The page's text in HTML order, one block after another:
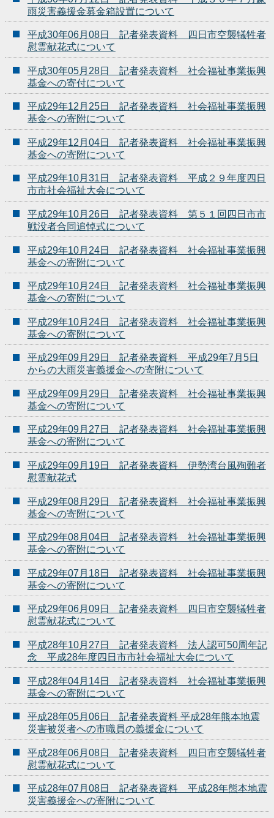
雨災害義援金募金箱設置について
平成30年06月08日 記者発表資料 四日市空襲犠牲者
慰霊献花式について
平成30年05月28日 記者発表資料 社会福祉事業振興
基金への寄付について
平成29年12月25日 記者発表資料 社会福祉事業振興
基金への寄附について
平成29年12月04日 記者発表資料 社会福祉事業振興
基金への寄附について
平成29年10月31日 記者発表資料 平成２９年度四日
市市社会福祉大会について
平成29年10月26日 記者発表資料 第５１回四日市市
戦没者合同追悼式について
平成29年10月24日 記者発表資料 社会福祉事業振興
基金への寄附について
平成29年10月24日 記者発表資料 社会福祉事業振興
基金への寄附について
平成29年10月24日 記者発表資料 社会福祉事業振興
基金への寄附について
平成29年09月29日 記者発表資料 平成29年7月5日
からの大雨災害義援金への寄附について
平成29年09月29日 記者発表資料 社会福祉事業振興
基金への寄附について
平成29年09月27日 記者発表資料 社会福祉事業振興
基金への寄附について
平成29年09月19日 記者発表資料 伊勢湾台風殉難者
慰霊献花式
平成29年08月29日 記者発表資料 社会福祉事業振興
基金への寄附について
平成29年08月04日 記者発表資料 社会福祉事業振興
基金への寄附について
平成29年07月18日 記者発表資料 社会福祉事業振興
基金への寄附について
平成29年06月09日 記者発表資料 四日市空襲犠牲者
慰霊献花式について
平成28年10月27日 記者発表資料 法人認可50周年記
念 平成28年度四日市市社会福祉大会について
平成28年04月14日 記者発表資料 社会福祉事業振興
基金への寄附について
平成28年05月06日 記者発表資料 平成28年熊本地震
災害被災者への市職員の義援金について
平成28年06月08日 記者発表資料 四日市空襲犠牲者
慰霊献花式について
平成28年07月08日 記者発表資料 平成28年熊本地震
災害義援金への寄附について